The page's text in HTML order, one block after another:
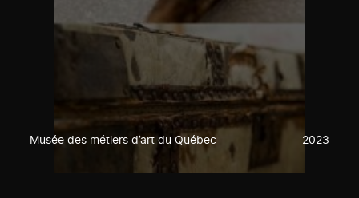
Musée des métiers d’art du Québec 2023